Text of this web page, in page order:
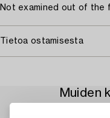
Not examined out of the
Tietoa ostamisesta
Muiden